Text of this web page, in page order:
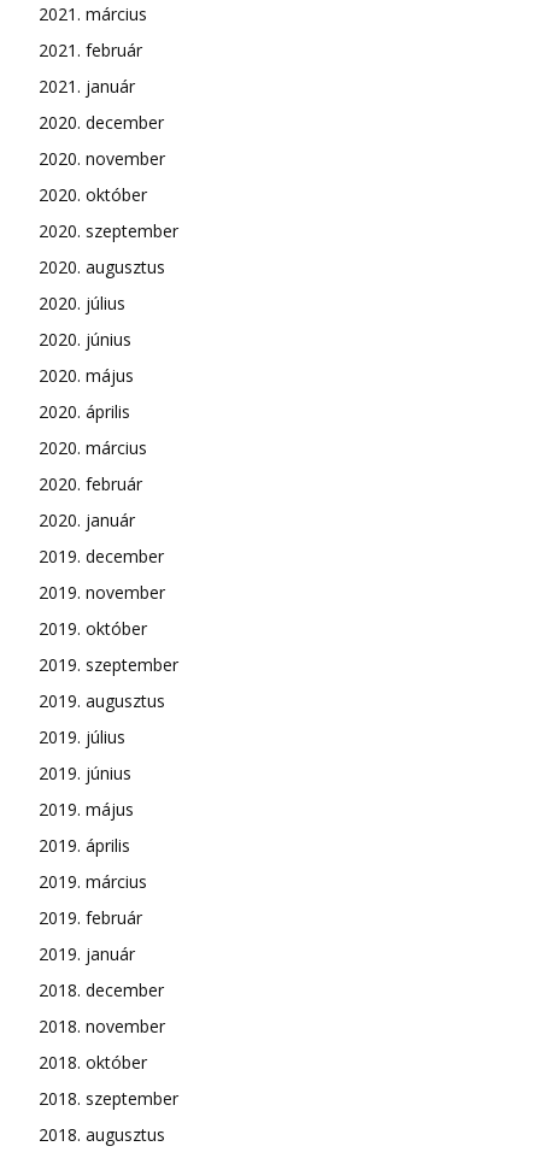
2021. március
2021. február
2021. január
2020. december
2020. november
2020. október
2020. szeptember
2020. augusztus
2020. július
2020. június
2020. május
2020. április
2020. március
2020. február
2020. január
2019. december
2019. november
2019. október
2019. szeptember
2019. augusztus
2019. július
2019. június
2019. május
2019. április
2019. március
2019. február
2019. január
2018. december
2018. november
2018. október
2018. szeptember
2018. augusztus